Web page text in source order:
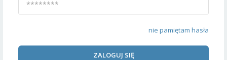
nie pamiętam hasła
ZALOGUJ SIĘ